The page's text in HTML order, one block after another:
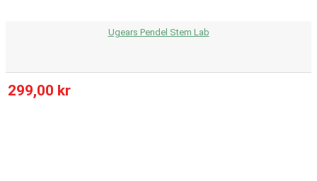
Ugears Pendel Stem Lab
299,00 kr